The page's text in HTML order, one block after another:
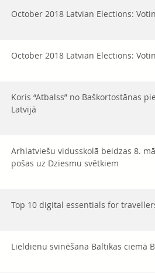
October 2018 Latvian Elections:
October 2018 Latvian Elections:
Koris “Atbalss” no Baškortostānas
Latvijā
Arhlatviešu vidusskolā beidzas 8.
pošas uz Dziesmu svētkiem
Top 10 digital essentials for
Lieldienu svinēšana Baltikas ciemā